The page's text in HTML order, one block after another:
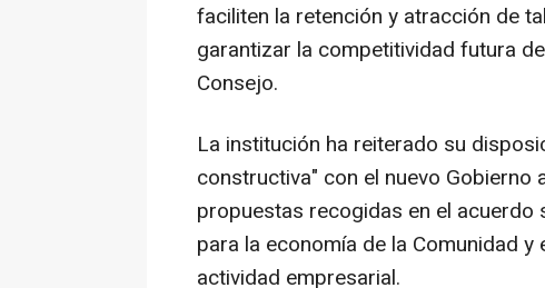
faciliten la retención y atracción de
garantizar la competitividad futura
Consejo.
La institución ha reiterado su
constructiva" con el nuevo
propuestas recogidas en el
para la economía de la Comunidad
actividad empresarial.